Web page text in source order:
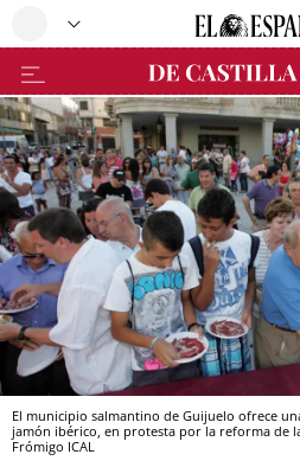
El municipio salmantino de Guijuelo ofrece
jamón ibérico, en protesta por la reforma de
Frómigo ICAL